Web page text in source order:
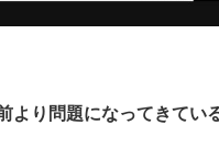
より問題になってきてい